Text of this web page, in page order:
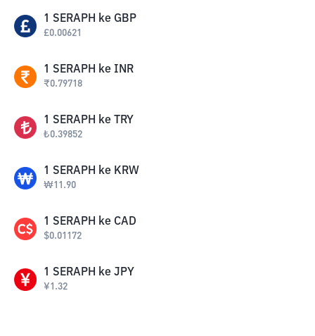
1 SERAPH ke GBP
£0.00621
1 SERAPH ke INR
₹0.79718
1 SERAPH ke TRY
₺0.39852
1 SERAPH ke KRW
₩11.90
1 SERAPH ke CAD
$0.01172
1 SERAPH ke JPY
¥1.32